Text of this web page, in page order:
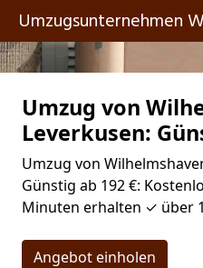
Umzugsunternehmen
Umzug von
Leverkusen:
Umzug von
Günstig ab 192 €:
Minuten erhalten ✓ über
Angebot einholen